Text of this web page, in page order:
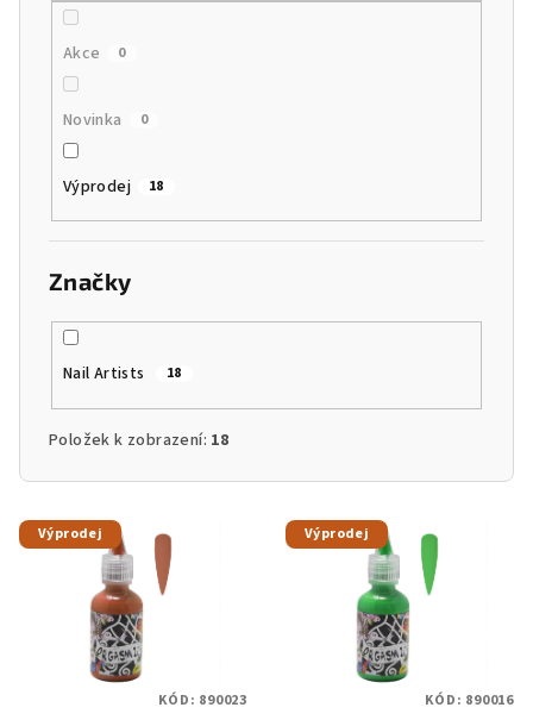
Akce 0
Novinka 0
Výprodej 18
Značky
Nail Artists 18
Položek k zobrazení: 18
V
ý Výprodej
KÓD: 890023
Výprodej
KÓD: 890016